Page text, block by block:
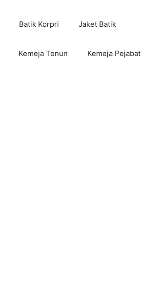
Batik Korpri Jaket Batik
Kemeja Tenun Kemeja Pejabat